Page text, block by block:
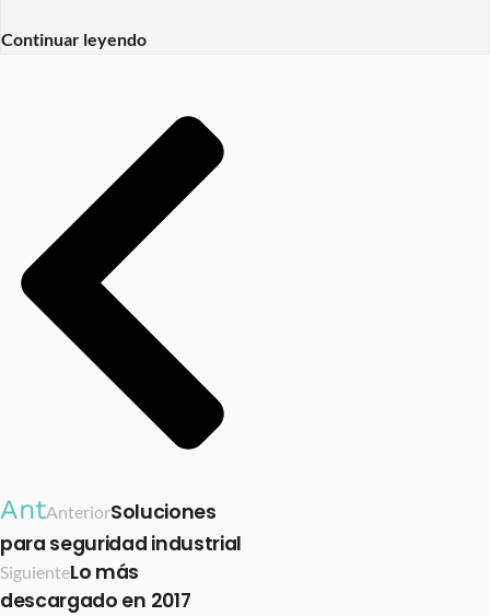
Continuar leyendo
AntAnteriorSoluciones
para seguridad industrial
SiguienteLo más
descargado en 2017